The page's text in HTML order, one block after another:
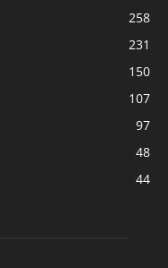
258
231
150
107
97
48
44